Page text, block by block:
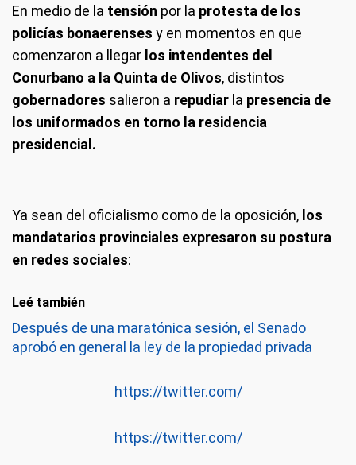
En medio de la tensión por la protesta de los
policías bonaerenses y en momentos en que
comenzaron a llegar los intendentes del
Conurbano a la Quinta de Olivos, distintos
gobernadores salieron a repudiar la presencia de
los uniformados en torno la residencia
presidencial.
Ya sean del oficialismo como de la oposición, los
mandatarios provinciales expresaron su postura
en redes sociales:
Leé también
Después de una maratónica sesión, el Senado
aprobó en general la ley de la propiedad privada
https://twitter.com/
https://twitter.com/